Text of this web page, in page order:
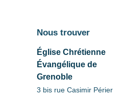
Nous trouver
Église Chrétienne
Évangélique de
Grenoble
3 bis rue Casimir Périer